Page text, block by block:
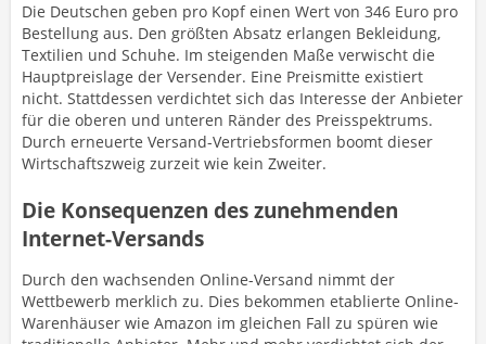
Die Deutschen geben pro Kopf einen Wert von 346 Euro pro
Bestellung aus. Den größten Absatz erlangen Bekleidung,
Textilien und Schuhe. Im steigenden Maße verwischt die
Hauptpreislage der Versender. Eine Preismitte existiert
nicht. Stattdessen verdichtet sich das Interesse der Anbieter
für die oberen und unteren Ränder des Preisspektrums.
Durch erneuerte Versand-Vertriebsformen boomt dieser
Wirtschaftszweig zurzeit wie kein Zweiter.
Die Konsequenzen des zunehmenden
Internet-Versands
Durch den wachsenden Online-Versand nimmt der
Wettbewerb merklich zu. Dies bekommen etablierte Online-
Warenhäuser wie Amazon im gleichen Fall zu spüren wie